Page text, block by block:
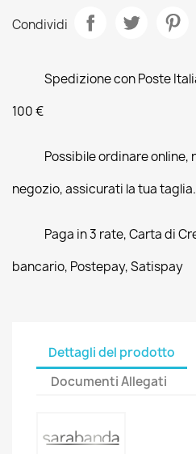
Condividi
Spedizione con Poste
100 €
Possibile ordinare online,
negozio, assicurati la tua taglia.
Paga in 3 rate, Carta di
bancario, Postepay, Satispay
Dettagli del prodotto
Documenti Allegati